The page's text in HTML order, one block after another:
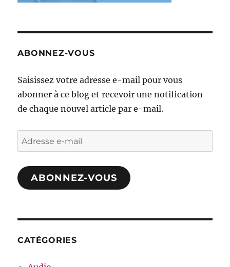
ABONNEZ-VOUS
Saisissez votre adresse e-mail pour vous
abonner à ce blog et recevoir une notification
de chaque nouvel article par e-mail.
Adresse
e-
mail
ABONNEZ-VOUS
CATÉGORIES